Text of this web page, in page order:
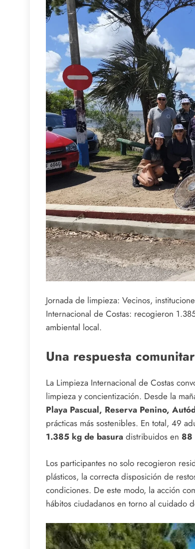
Jornada de limpieza: Vecinos,
Internacional de Costas: recogieron
ambiental local.
Una respuesta
La Limpieza Internacional de Costas
limpieza y concientización. Desde la
Playa Pascual, Reserva Penino,
prácticas más sostenibles. En total, 49
1.385 kg de basura distribuidos en 88
Los participantes no solo recogieron
plásticos, la correcta disposición de
condiciones. De este modo, la acción
hábitos ciudadanos en torno al cuidado